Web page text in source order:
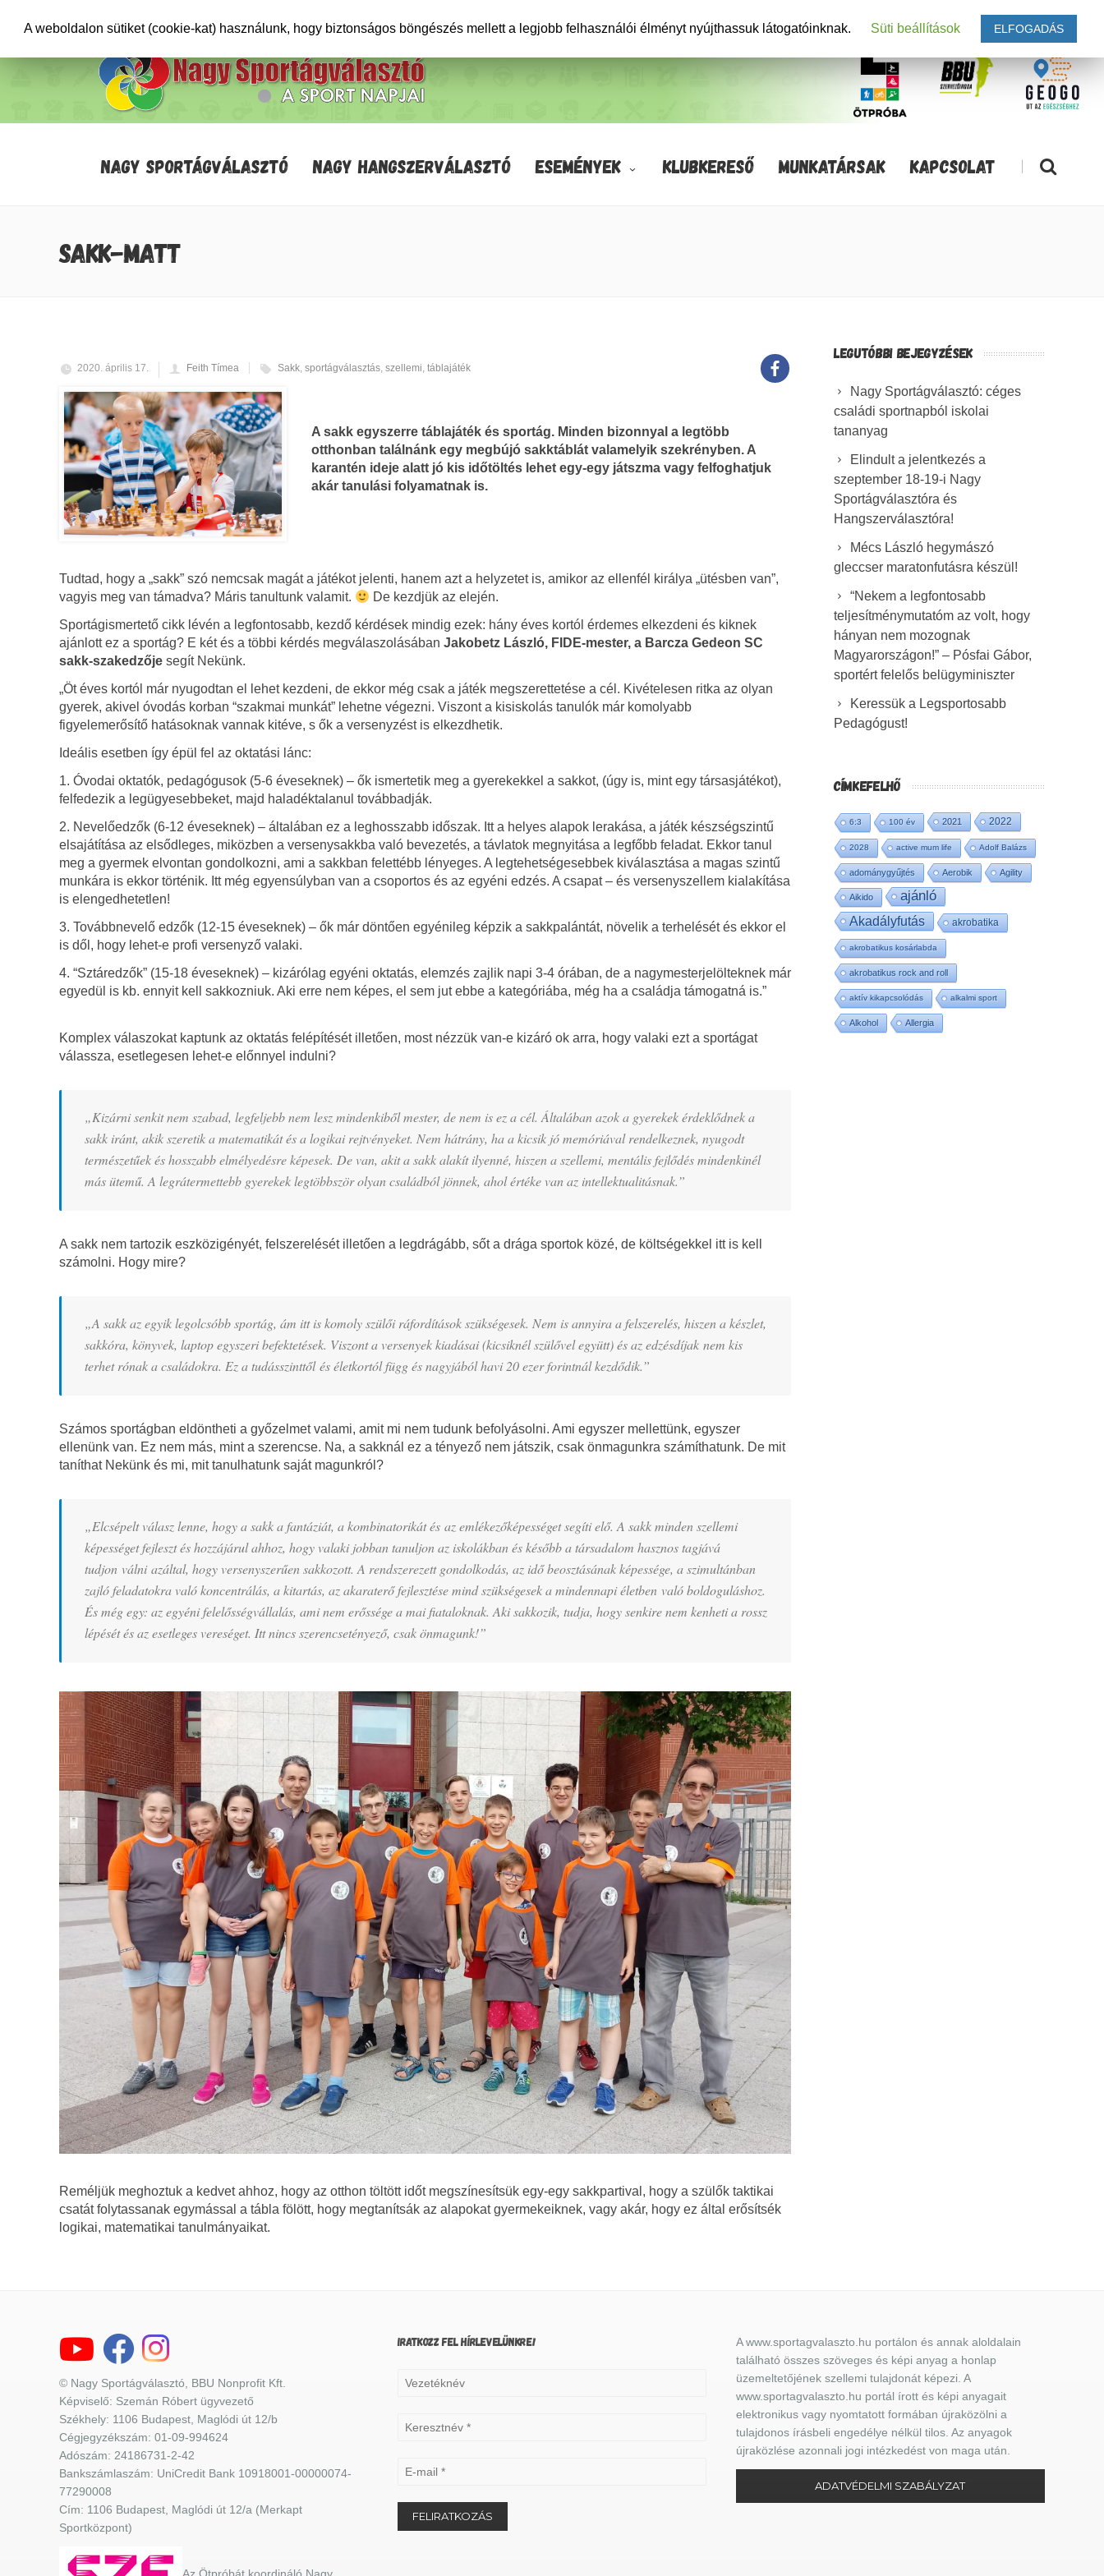
NAGY SPORTÁGVÁLASZTÓ NAGY HANGSZERVÁLASZTÓ ESEMÉNYEK KLUBKERESŐ MUNKATÁRSAK KAPCSOLAT |
SAKK-MATT
2020. április 17. Feith Tímea Sakk, sportágválasztás, szellemi, táblajáték
A sakk egyszerre táblajáték és sportág. Minden bizonnyal a legtöbb
otthonban találnánk egy megbújó sakktáblát valamelyik szekrényben. A
karantén ideje alatt jó kis időtöltés lehet egy-egy játszma vagy felfoghatjuk
akár tanulási folyamatnak is.
Tudtad, hogy a „sakk” szó nemcsak magát a játékot jelenti, hanem azt a helyzetet is, amikor az ellenfél királya „ütésben van”,
vagyis meg van támadva? Máris tanultunk valamit.
De kezdjük az elején.
Sportágismertető cikk lévén a legfontosabb, kezdő kérdések mindig ezek: hány éves kortól érdemes elkezdeni és kiknek
ajánlott ez a sportág? E két és a többi kérdés megválaszolásában Jakobetz László, FIDE-mester, a Barcza Gedeon SC
sakk-szakedzője segít Nekünk.
„Öt éves kortól már nyugodtan el lehet kezdeni, de ekkor még csak a játék megszerettetése a cél. Kivételesen ritka az olyan
gyerek, akivel óvodás korban “szakmai munkát” lehetne végezni. Viszont a kisiskolás tanulók már komolyabb
figyelemerősítő hatásoknak vannak kitéve, s ők a versenyzést is elkezdhetik.
Ideális esetben így épül fel az oktatási lánc:
1. Óvodai oktatók, pedagógusok (5-6 éveseknek) – ők ismertetik meg a gyerekekkel a sakkot, (úgy is, mint egy társasjátékot),
felfedezik a legügyesebbeket, majd haladéktalanul továbbadják.
2. Nevelőedzők (6-12 éveseknek) – általában ez a leghosszabb időszak. Itt a helyes alapok lerakása, a játék készségszintű
elsajátítása az elsődleges, miközben a versenysakkba való bevezetés, a távlatok megnyitása a legfőbb feladat. Ekkor tanul
meg a gyermek elvontan gondolkozni, ami a sakkban felettébb lényeges. A legtehetségesebbek kiválasztása a magas szintű
munkára is ekkor történik. Itt még egyensúlyban van a csoportos és az egyéni edzés. A csapat – és versenyszellem kialakítása
is elengedhetetlen!
3. Továbbnevelő edzők (12-15 éveseknek) – ők már döntően egyénileg képzik a sakkpalántát, növelik a terhelését és ekkor el
is dől, hogy lehet-e profi versenyző valaki.
4. “Sztáredzők” (15-18 éveseknek) – kizárólag egyéni oktatás, elemzés zajlik napi 3-4 órában, de a nagymesterjelölteknek már
egyedül is kb. ennyit kell sakkozniuk. Aki erre nem képes, el sem jut ebbe a kategóriába, még ha a családja támogatná is.”
Komplex válaszokat kaptunk az oktatás felépítését illetően, most nézzük van-e kizáró ok arra, hogy valaki ezt a sportágat
válassza, esetlegesen lehet-e előnnyel indulni?
„Kizárni senkit nem szabad, legfeljebb nem lesz mindenkiből mester, de nem is ez a cél. Általában azok a gyerekek érdeklődnek a
sakk iránt, akik szeretik a matematikát és a logikai rejtvényeket. Nem hátrány, ha a kicsik jó memóriával rendelkeznek, nyugodt
természetűek és hosszabb elmélyedésre képesek. De van, akit a sakk alakít ilyenné, hiszen a szellemi, mentális fejlődés mindenkinél
más ütemű. A legrátermettebb gyerekek legtöbbször olyan családból jönnek, ahol értéke van az intellektualitásnak.”
A sakk nem tartozik eszközigényét, felszerelését illetően a legdrágább, sőt a drága sportok közé, de költségekkel itt is kell
számolni. Hogy mire?
„A sakk az egyik legolcsóbb sportág, ám itt is komoly szülői ráfordítások szükségesek. Nem is annyira a felszerelés, hiszen a készlet,
sakkóra, könyvek, laptop egyszeri befektetések. Viszont a versenyek kiadásai (kicsiknél szülővel együtt) és az edzésdíjak nem kis
terhet rónak a családokra. Ez a tudásszinttől és életkortól függ és nagyjából havi 20 ezer forintnál kezdődik.”
Számos sportágban eldöntheti a győzelmet valami, amit mi nem tudunk befolyásolni. Ami egyszer mellettünk, egyszer
ellenünk van. Ez nem más, mint a szerencse. Na, a sakknál ez a tényező nem játszik, csak önmagunkra számíthatunk. De mit
taníthat Nekünk és mi, mit tanulhatunk saját magunkról?
„Elcsépelt válasz lenne, hogy a sakk a fantáziát, a kombinatorikát és az emlékezőképességet segíti elő. A sakk minden szellemi
képességet fejleszt és hozzájárul ahhoz, hogy valaki jobban tanuljon az iskolákban és később a társadalom hasznos tagjává
tudjon válni azáltal, hogy versenyszerűen sakkozott. A rendszerezett gondolkodás, az idő beosztásának képessége, a szimultánban
zajló feladatokra való koncentrálás, a kitartás, az akaraterő fejlesztése mind szükségesek a mindennapi életben való boldoguláshoz.
És még egy: az egyéni felelősségvállalás, ami nem erőssége a mai fiataloknak. Aki sakkozik, tudja, hogy senkire nem kenheti a rossz
lépését és az esetleges vereséget. Itt nincs szerencsetényező, csak önmagunk!”
Reméljük meghoztuk a kedvet ahhoz, hogy az otthon töltött időt megszínesítsük egy-egy sakkpartival, hogy a szülők taktikai
csatát folytassanak egymással a tábla fölött, hogy megtanítsák az alapokat gyermekeiknek, vagy akár, hogy ez által erősítsék
logikai, matematikai tanulmányaikat.
LEGUTÓBBI BEJEGYZÉSEK
Nagy Sportágválasztó: céges
családi sportnapból iskolai
tananyag
Elindult a jelentkezés a
szeptember 18-19-i Nagy
Sportágválasztóra és
Hangszerválasztóra!
Mécs László hegymászó
gleccser maratonfutásra készül!
“Nekem a legfontosabb
teljesítménymutatóm az volt, hogy
hányan nem mozognak
Magyarországon!” – Pósfai Gábor,
sportért felelős belügyminiszter
Keressük a Legsportosabb
Pedagógust!
CÍMKEFELHŐ
6:3 100 év 2021 2022
2028 active mum life Adolf Balázs
adománygyűjtés Aerobik Agility
Aikido ajánló
Akadályfutás akrobatika
akrobatikus kosárlabda
akrobatikus rock and roll
aktív kikapcsolódás alkalmi sport
Alkohol Allergia
© Nagy Sportágválasztó, BBU Nonprofit Kft.
Képviselő: Szemán Róbert ügyvezető
Székhely: 1106 Budapest, Maglódi út 12/b
Cégjegyzékszám: 01-09-994624
Adószám: 24186731-2-42
Bankszámlaszám: UniCredit Bank 10918001-00000074-
77290008
Cím: 1106 Budapest, Maglódi út 12/a (Merkapt
Sportközpont)
IRATKOZZ FEL HÍRLEVELÜNKRE!
A www.sportagvalaszto.hu portálon és annak aloldalain
található összes szöveges és képi anyag a honlap
üzemeltetőjének szellemi tulajdonát képezi. A
www.sportagvalaszto.hu portál írott és képi anyagait
elektronikus vagy nyomtatott formában újraközölni a
tulajdonos írásbeli engedélye nélkül tilos. Az anyagok
újraközlése azonnali jogi intézkedést von maga után.
ADATVÉDELMI SZABÁLYZAT
A weboldalon sütiket (cookie-kat) használunk, hogy biztonságos böngészés mellett a legjobb felhasználói élményt nyújthassuk látogatóinknak. Süti beállítások ELFOGADÁS